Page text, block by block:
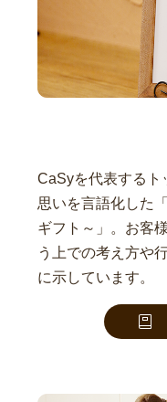
CaSyを代表するト
思いを言語化した
ギフト～」。お客
う上での考え方や
に示しています。